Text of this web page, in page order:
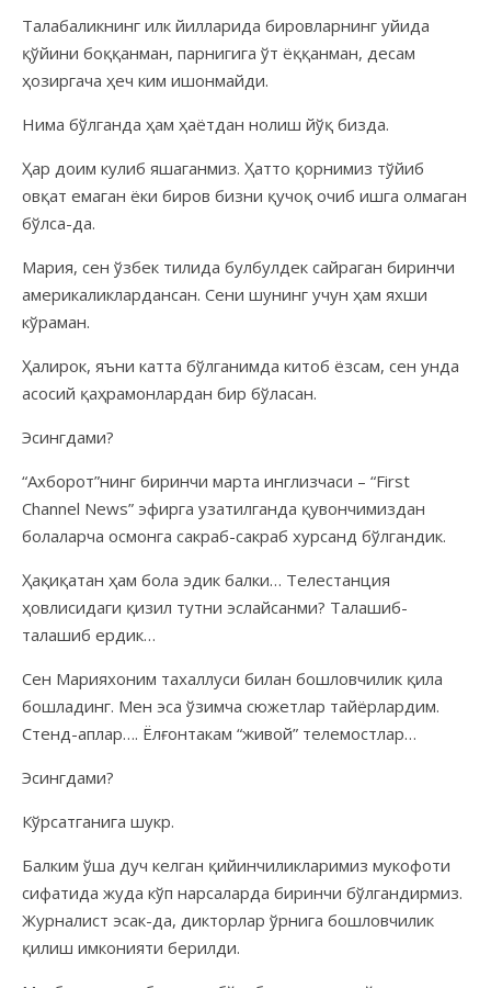
Талабаликнинг илк йилларида бировларнинг уйида
қўйини боққанман, парнигига ўт ёққанман, десам
ҳозиргача ҳеч ким ишонмайди.
Нима бўлганда ҳам ҳаётдан нолиш йўқ бизда.
Ҳар доим кулиб яшаганмиз. Ҳатто қорнимиз тўйиб
овқат емаган ёки биров бизни қучоқ очиб ишга олмаган
бўлса-да.
Мария, сен ўзбек тилида булбулдек сайраган биринчи
америкаликлардансан. Сени шунинг учун ҳам яхши
кўраман.
Ҳалирок, яъни катта бўлганимда китоб ёзсам, сен унда
асосий қаҳрамонлардан бир бўласан.
Эсингдами?
“Ахборот”нинг биринчи марта инглизчаси – “First
Channel News” эфирга узатилганда қувончимиздан
болаларча осмонга сакраб-сакраб хурсанд бўлгандик.
Ҳақиқатан ҳам бола эдик балки… Телестанция
ҳовлисидаги қизил тутни эслайсанми? Талашиб-
талашиб ердик…
Сен Марияхоним тахаллуси билан бошловчилик қила
бошладинг. Мен эса ўзимча сюжетлар тайёрлардим.
Стенд-аплар…. Ёлғонтакам “живой” телемостлар…
Эсингдами?
Кўрсатганига шукр.
Балким ўша дуч келган қийинчиликларимиз мукофоти
сифатида жуда кўп нарсаларда биринчи бўлгандирмиз.
Журналист эсак-да, дикторлар ўрнига бошловчилик
қилиш имконияти берилди.